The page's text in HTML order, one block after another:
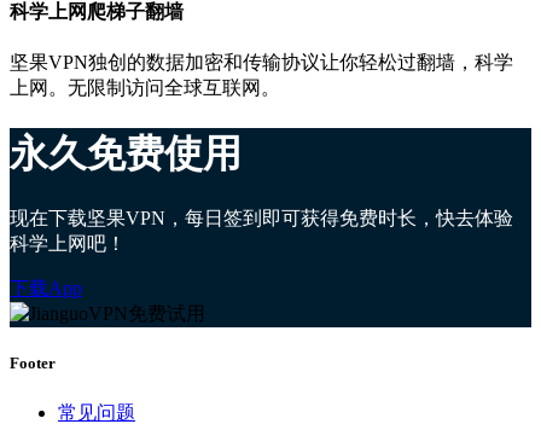
科学上网爬梯子翻墙
坚果VPN独创的数据加密和传输协议让你轻松过翻墙，科学
上网。无限制访问全球互联网。
永久免费使用
现在下载坚果VPN，每日签到即可获得免费时长，快去体验
科学上网吧！
下载App
Footer
常见问题